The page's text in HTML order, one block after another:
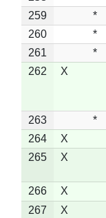
259
*
260
*
261
*
262
X
263 *
264
X
265
X
266 X
267
X